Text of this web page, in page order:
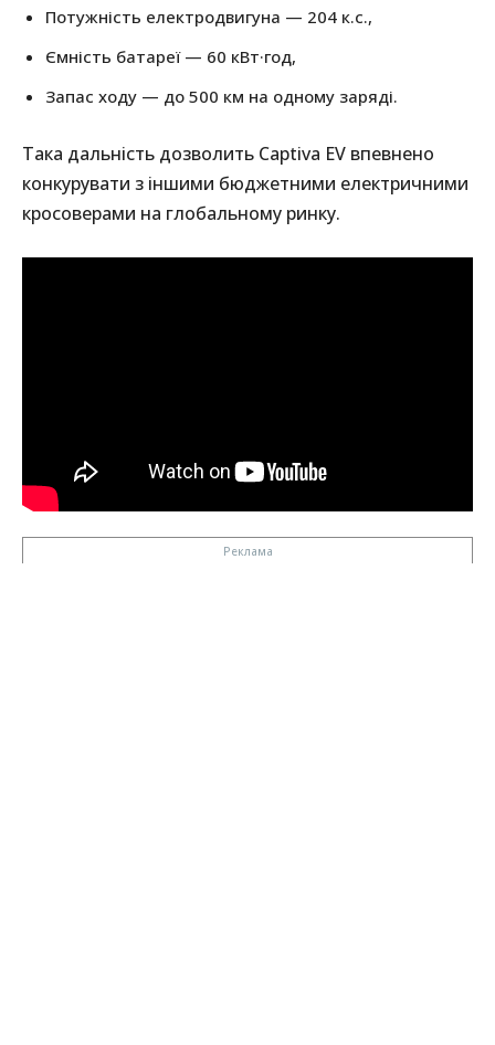
Потужність електродвигуна — 204 к.с.,
Ємність батареї — 60 кВт·год,
Запас ходу — до 500 км на одному заряді.
Така дальність дозволить Captiva EV впевнено
конкурувати з іншими бюджетними електричними
кросоверами на глобальному ринку.